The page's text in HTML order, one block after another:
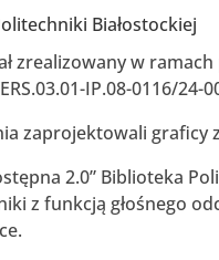
Białostockiej
zrealizowany w
IP.08-0116/24-
zaprojektowali graficy
2.0” Biblioteka
z funkcją głośnego